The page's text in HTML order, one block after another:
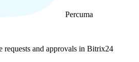
Percuma
requests and approvals in Bitrix24